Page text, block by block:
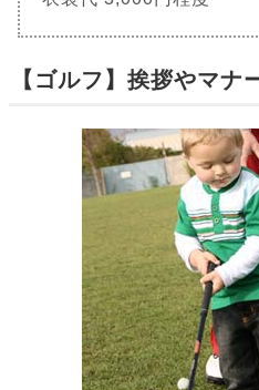
【ゴルフ】挨拶やマナ